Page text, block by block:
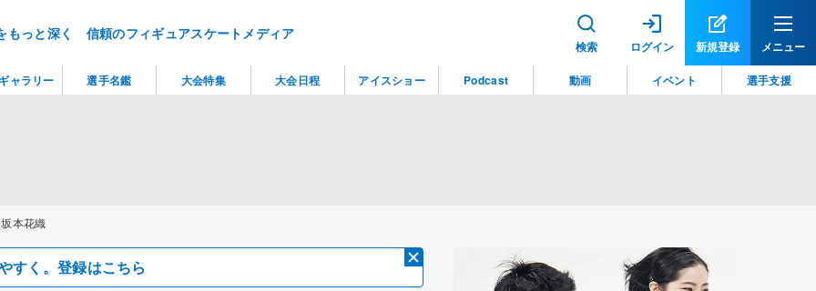
もっと深く 信頼のフィギュアスケートメディア
検索 ログイン 新規登録 メニュー
本花織
すく。登録はこちら
ャラリー 選手名鑑 大会特集 大会日程 アイスショー Podcast 動画 イベント 選手支援